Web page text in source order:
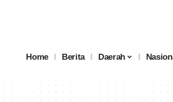
Home Berita Daerah